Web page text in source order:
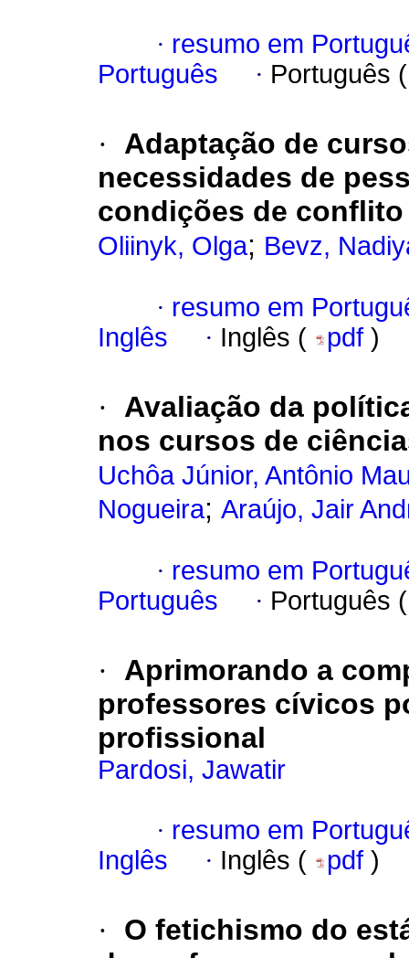
· resumo em
Português
· Português
·
Adaptação de
necessidades de
condições de conflito
Oliinyk, Olga; Bevz,
· resumo em
Inglês
· Inglês ( pdf )
·
Avaliação da
nos cursos de
Uchôa Júnior, Antônio
Nogueira; Araújo, Jair
· resumo em
Português
· Português
·
Aprimorando a
professores cívicos
profissional
Pardosi, Jawatir
· resumo em
Inglês
· Inglês ( pdf )
·
O fetichismo do